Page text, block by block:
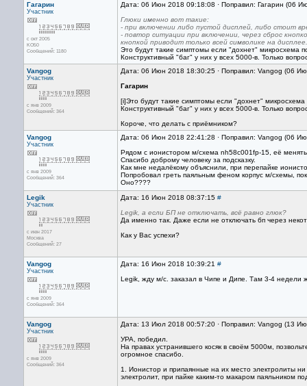
Гагарин
Участник
с окт 2005
KO50
Сообщений: 1180
Дата: 06 Июн 2018 09:18:08 · Поправил: Гагарин (06
Глюки именно вот такие:
- при включении либо пустой дисплей, либо стоит
- повтор ситуации при включении, через сброс
кнопкой приводит только всей символике на дисплее.
Это будут такие симптомы если "дохнет" микросхема
Конструктивный "баг" у них у всех 5000-в. Только
Vangog
Участник
с янв 2009
Сообщений: 364
Дата: 06 Июн 2018 18:30:25 · Поправил: Vangog (06
Гагарин
[i]Это будут такие симптомы если "дохнет" микросхема
Конструктивный "баг" у них у всех 5000-в. Только
Короче, что делать с приёмником?
Vangog
Участник
с янв 2009
Сообщений: 364
Дата: 06 Июн 2018 22:41:28 · Поправил: Vangog (06
Рядом с ионистором м/схема nh58c001fp-15, её
Спасибо доброму человеку за подсказку.
Как мне недалёкому объяснили, при перепайке
Попробовал греть паяльным феном корпус м/схемы,
Оно????
Legik
Участник
с июн 2017
Москва
Сообщений: 27
Дата: 16 Июн 2018 08:37:15 #
Legik, а если БП не отключать, всё равно глюк?
Да именно так. Даже если не отключать бп через
Как у Вас успехи?
Vangog
Участник
с янв 2009
Сообщений: 364
Дата: 16 Июн 2018 10:39:21 #
Legik, жду м/с. заказал в Чипе и Дипе. Там 3-4 недели
Vangog
Участник
с янв 2009
Сообщений: 364
Дата: 13 Июл 2018 00:57:20 · Поправил: Vangog (13
УРА, победил.
На правах устранившего косяк в своём 5000м,
огромное спасибо.
1. Ионистор и припаянные на их место электролиты
электролит, при пайке каким-то макаром паяльником